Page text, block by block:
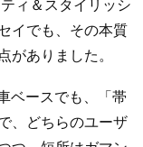
ィ＆スタイリッシ
イでも、その本質
がありました。
ベースでも、「帯
、どちらのユーザ